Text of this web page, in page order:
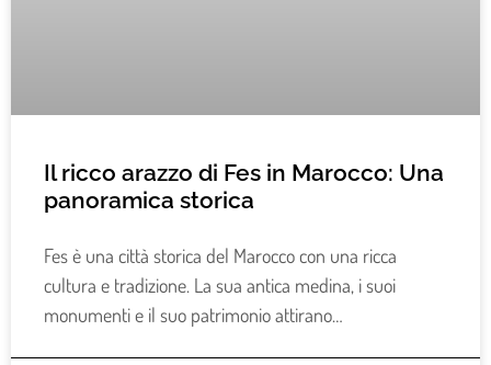
Il ricco arazzo di Fes in Marocco: Una
panoramica storica
Fes è una città storica del Marocco con una ricca
cultura e tradizione. La sua antica medina, i suoi
monumenti e il suo patrimonio attirano…